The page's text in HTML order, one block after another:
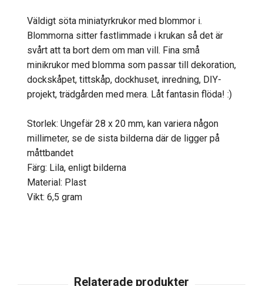
Väldigt söta miniatyrkrukor med blommor i.
Blommorna sitter fastlimmade i krukan så det är
svårt att ta bort dem om man vill. Fina små
minikrukor med blomma som passar till dekoration,
dockskåpet, tittskåp, dockhuset, inredning, DIY-
projekt, trädgården med mera. Låt fantasin flöda! :)
Storlek: Ungefär 28 x 20 mm, kan variera någon
millimeter, se de sista bilderna där de ligger på
måttbandet
Färg: Lila, enligt bilderna
Material: Plast
Vikt: 6,5 gram